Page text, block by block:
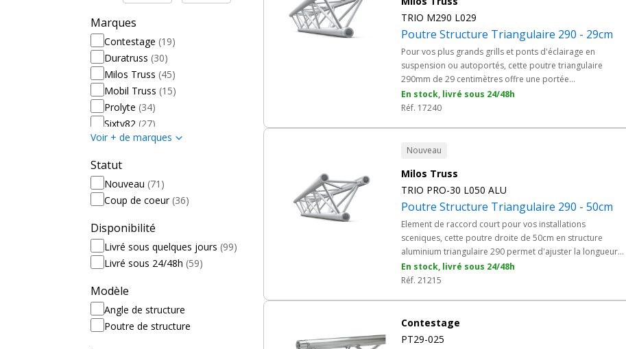
Marques
Contestage (19)
Duratruss (30)
Milos Truss (45)
Mobil Truss (15)
Prolyte (34)
Sixty82 (27)
Voir + de marques
Statut
Nouveau (71)
Coup de coeur (36)
Disponibilité
Livré sous quelques jours (99)
Livré sous 24/48h (59)
Modèle
Angle de structure
Poutre de structure
TRIO M290 L029
Poutre Structure Triangulaire 290 - 29cm
Pour vos plus grands grills et ponts d'éclairage en
suspension ou autoportés, cette poutre triangulaire
290mm de 29 centimètres offre une portée
exceptionnelle avec une excellente tenue mécanique.
L'alliage 6082 et le système de manchonnage conique
En stock, livré sous 24/48h
Réf. 17240
Nouveau
Milos Truss
TRIO PRO-30 L050 ALU
Poutre Structure Triangulaire 290 - 50cm
Element de raccord court pour vos installations
sceniques, cette poutre droite de 50cm en structure
aluminium triangulaire 290 permet d'ajuster la longueur
d'un pont d'eclairage ou d'un grill. Issue de la gamme
Milos PRO-30, elle se monte avec son kit de connexion
En stock, livré sous 24/48h
Réf. 21215
Contestage
PT29-025